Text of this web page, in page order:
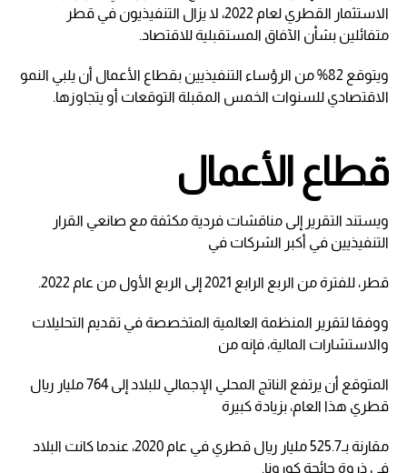
الاستثمار القطري لعام 2022، لا يزال التنفيذيون في قطر
متفائلين بشأن الآفاق المستقبلية للاقتصاد.
ويتوقع 82% من الرؤساء التنفيذيين بقطاع الأعمال أن يلبي النمو
الاقتصادي للسنوات الخمس المقبلة التوقعات أو يتجاوزها.
قطاع الأعمال
ويستند التقرير إلى مناقشات فردية مكثفة مع صانعي القرار
التنفيذيين في أكبر الشركات في
قطر، للفترة من الربع الرابع 2021 إلى الربع الأول من عام 2022.
ووفقا لتقرير المنظمة العالمية المتخصصة في تقديم التحليلات
والاستشارات المالية، فإنه من
المتوقع أن يرتفع الناتج المحلي الإجمالي للبلاد إلى 764 مليار ريال
قطري هذا العام، بزيادة كبيرة
مقارنة بـ525.7 مليار ريال قطري في عام 2020، عندما كانت البلاد
في ذروة جائحة كورونا.